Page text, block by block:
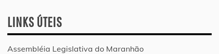
LINKS ÚTEIS
Assembléia Legislativa do Maranhão